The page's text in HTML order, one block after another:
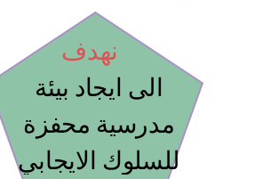
للسلوك الايجابي